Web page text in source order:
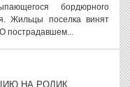
бордюрного
Жильцы поселка винят
пострадавшем...
НА РОЛИК